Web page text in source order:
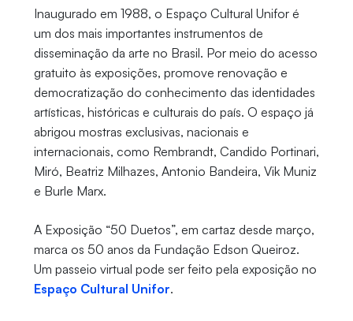
Inaugurado em 1988, o Espaço Cultural Unifor é
um dos mais importantes instrumentos de
disseminação da arte no Brasil. Por meio do acesso
gratuito às exposições, promove renovação e
democratização do conhecimento das identidades
artísticas, históricas e culturais do país. O espaço já
abrigou mostras exclusivas, nacionais e
internacionais, como Rembrandt, Candido Portinari,
Miró, Beatriz Milhazes, Antonio Bandeira, Vik Muniz
e Burle Marx.
A Exposição “50 Duetos”, em cartaz desde março,
marca os 50 anos da Fundação Edson Queiroz.
Um passeio virtual pode ser feito pela exposição no
Espaço Cultural Unifor.